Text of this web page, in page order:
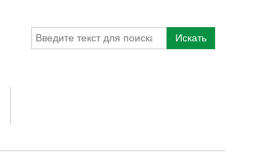
Искать